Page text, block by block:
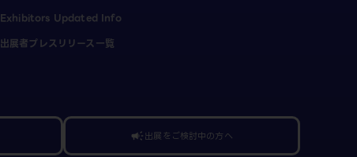
Exhibitors Updated Info
出展者プレスリリース一覧
campaign出展をご検討中の方へ